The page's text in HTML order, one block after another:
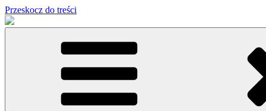
Przeskocz do treści